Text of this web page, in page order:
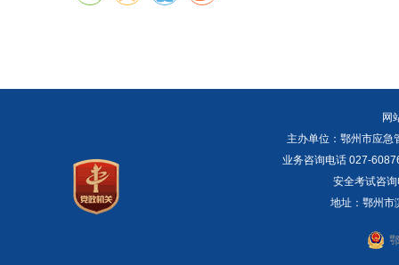
网
主办单位：鄂州市应
业务咨询电话 027-
安全考试咨
地址：鄂州市